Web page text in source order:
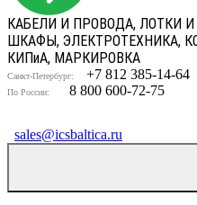
КАБЕЛИ И ПРОВОДА, ЛОТКИ
ШКАФЫ, ЭЛЕКТРОТЕХНИКА,
КИПиА, МАРКИРОВКА
Санкт-Петербург: +7 812 385-14-64
По России: 8 800 600-72-75
sales@icsbaltica.ru